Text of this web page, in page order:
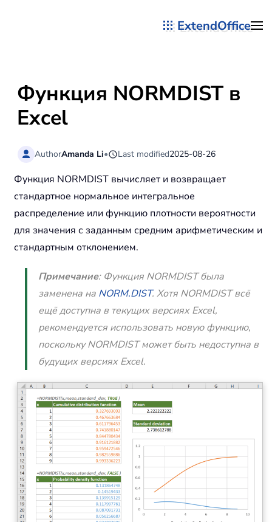
ExtendOffice
Функция NORMDIST в
Excel
AuthorAmanda Li• Last modified2025-08-26
Функция NORMDIST вычисляет и возвращает
стандартное нормальное интегральное
распределение или функцию плотности вероятности
для значения с заданным средним арифметическим и
стандартным отклонением.
Примечание: Функция NORMDIST была
заменена на NORM.DIST. Хотя NORMDIST всё
ещё доступна в текущих версиях Excel,
рекомендуется использовать новую функцию,
поскольку NORMDIST может быть недоступна в
будущих версиях Excel.